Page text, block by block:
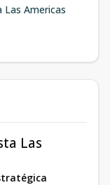
Americas
Las